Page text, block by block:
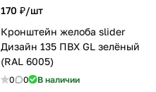
170 ₽/шт
Кронштейн желоба slider
Дизайн 135 ПВХ GL зелёный
(RAL 6005)
0 0 В наличии